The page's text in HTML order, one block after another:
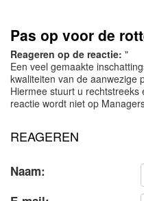
Pas op voor de
Reageren op de reactie: "
Een veel gemaakte
kwaliteiten van de aanwezige
Hiermee stuurt u
reactie wordt niet op
REAGEREN
Naam: